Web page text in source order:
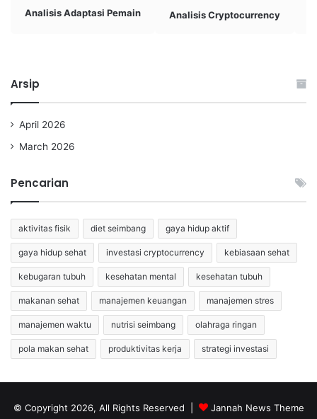
Analisis Adaptasi Pemain Analisis Cryptocurrency
Arsip
April 2026
March 2026
Pencarian
aktivitas fisik diet seimbang gaya hidup aktif
gaya hidup sehat investasi cryptocurrency kebiasaan sehat
kebugaran tubuh kesehatan mental kesehatan tubuh
makanan sehat manajemen keuangan manajemen stres
manajemen waktu nutrisi seimbang olahraga ringan
pola makan sehat produktivitas kerja strategi investasi
© Copyright 2026, All Rights Reserved | Jannah News Theme